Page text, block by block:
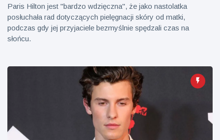
Paris Hilton jest "bardzo wdzięczna", że jako nastolatka
posłuchała rad dotyczących pielęgnacji skóry od matki,
podczas gdy jej przyjaciele bezmyślnie spędzali czas na
słońcu.